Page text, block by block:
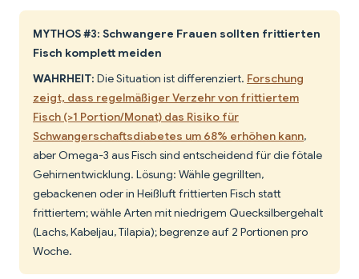
MYTHOS #3: Schwangere Frauen sollten frittierten
Fisch komplett meiden
WAHRHEIT: Die Situation ist differenziert. Forschung
zeigt, dass regelmäßiger Verzehr von frittiertem
Fisch (>1 Portion/Monat) das Risiko für
Schwangerschaftsdiabetes um 68% erhöhen kann,
aber Omega-3 aus Fisch sind entscheidend für die fötale
Gehirnentwicklung. Lösung: Wähle gegrillten,
gebackenen oder in Heißluft frittierten Fisch statt
frittiertem; wähle Arten mit niedrigem Quecksilbergehalt
(Lachs, Kabeljau, Tilapia); begrenze auf 2 Portionen pro
Woche.